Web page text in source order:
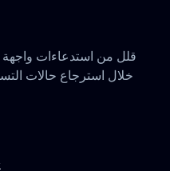
قلل من استدعاءات واجهة
خلال استرجاع حالات